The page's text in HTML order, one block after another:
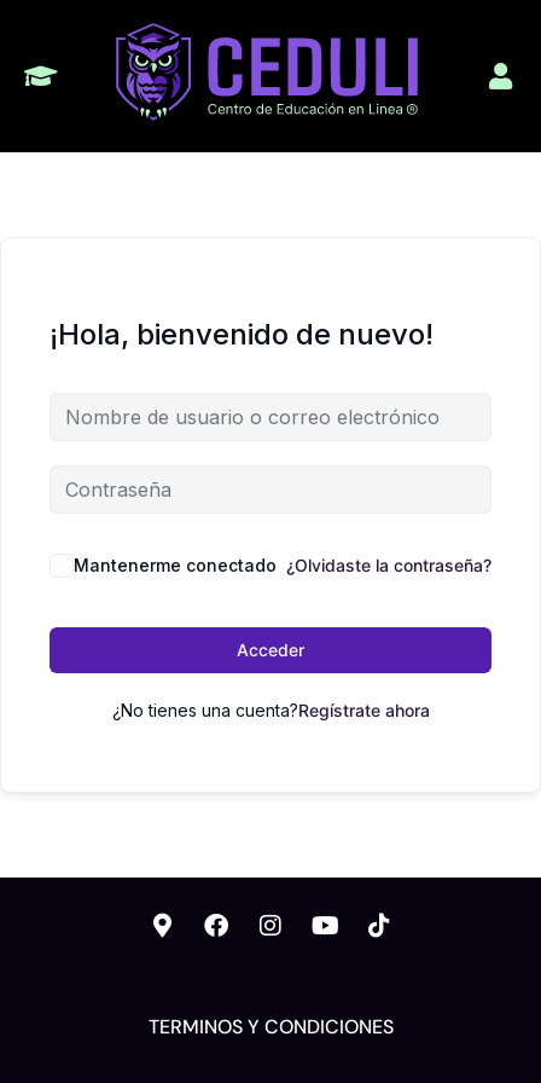
¡Hola, bienvenido de nuevo!
Mantenerme conectado ¿Olvidaste la contraseña?
Acceder
¿No tienes una cuenta?Regístrate ahora
TERMINOS Y CONDICIONES